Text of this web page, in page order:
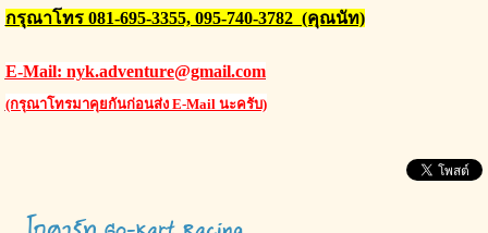
กรุณาโทร 081-695-3355, 095-740-3782 (คุณนัท)
E-Mail: nyk.adventure@gmail.com
(กรุณาโทรมาคุยกันก่อนส่ง E-Mail นะครับ)